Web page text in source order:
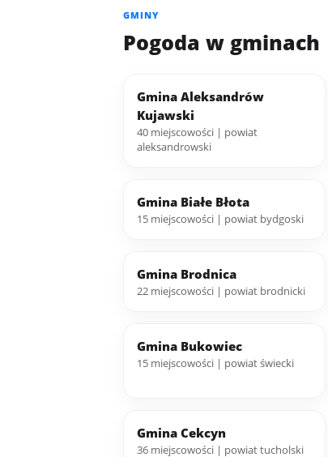
GMINY
Pogoda w gminach
Gmina Aleksandrów
Kujawski
40 miejscowości | powiat
aleksandrowski
Gmina Białe Błota
15 miejscowości | powiat bydgoski
Gmina Brodnica
22 miejscowości | powiat brodnicki
Gmina Bukowiec
15 miejscowości | powiat świecki
Gmina Cekcyn
36 miejscowości | powiat tucholski